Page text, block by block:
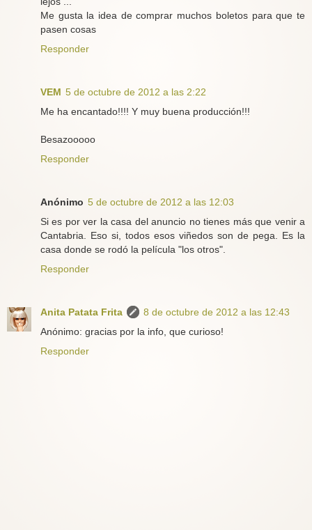
Me gusta la idea de comprar muchos boletos para que te
pasen cosas
Responder
VEM 5 de octubre de 2012 a las 2:22
Me ha encantado!!!! Y muy buena producción!!!
Besazooooo
Responder
Anónimo 5 de octubre de 2012 a las 12:03
Si es por ver la casa del anuncio no tienes más que venir a
Cantabria. Eso si, todos esos viñedos son de pega. Es la
casa donde se rodó la película "los otros".
Responder
Anita Patata Frita
8 de octubre de 2012 a las 12:43
Anónimo: gracias por la info, que curioso!
Responder